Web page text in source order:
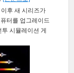
후 새 시리즈가
터를 업그레이드
시뮬레이션 게